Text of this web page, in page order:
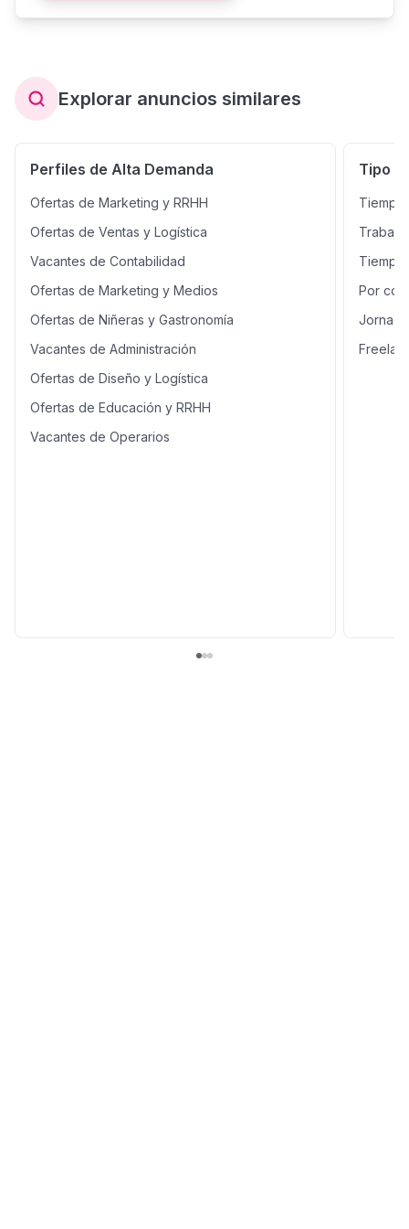
básica 4. Colocación en El
Salvador 5. Seguimiento los
Quedo a su disposición para
integrantes de nuestros
ambiente familiar, en el marco de
unas normas y plazos
determinados.
Explorar anuncios similares
Perfiles de Alta Demanda
Ofertas de Marketing y RRHH
Ofertas de Ventas y Logística
Vacantes de Contabilidad
Ofertas de Marketing y Medios
Ofertas de Niñeras y Gastronomía
Vacantes de Administración
Ofertas de Diseño y Logística
Ofertas de Educación y RRHH
Vacantes de Operarios
Tipo
Tiempo
Por